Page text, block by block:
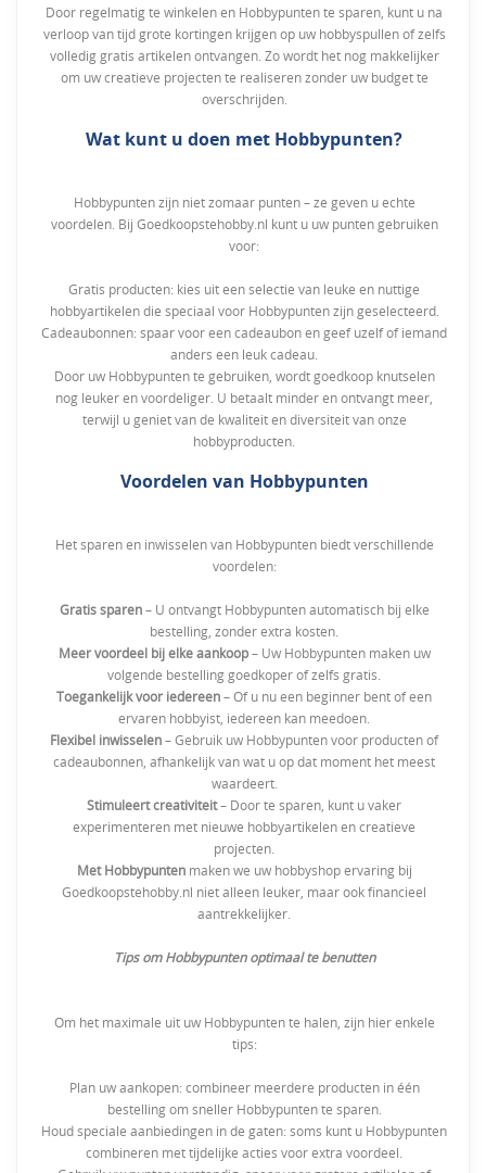
Door regelmatig te winkelen en Hobbypunten te sparen, kunt u na
verloop van tijd grote kortingen krijgen op uw hobbyspullen of zelfs
volledig gratis artikelen ontvangen. Zo wordt het nog makkelijker
om uw creatieve projecten te realiseren zonder uw budget te
overschrijden.
Wat kunt u doen met Hobbypunten?
Hobbypunten zijn niet zomaar punten – ze geven u echte
voordelen. Bij Goedkoopstehobby.nl kunt u uw punten gebruiken
voor:
Gratis producten: kies uit een selectie van leuke en nuttige
hobbyartikelen die speciaal voor Hobbypunten zijn geselecteerd.
Cadeaubonnen: spaar voor een cadeaubon en geef uzelf of iemand
anders een leuk cadeau.
Door uw Hobbypunten te gebruiken, wordt goedkoop knutselen
nog leuker en voordeliger. U betaalt minder en ontvangt meer,
terwijl u geniet van de kwaliteit en diversiteit van onze
hobbyproducten.
Voordelen van Hobbypunten
Het sparen en inwisselen van Hobbypunten biedt verschillende
voordelen:
Gratis sparen– U ontvangt Hobbypunten automatisch bij elke
bestelling, zonder extra kosten.
Meer voordeel bij elke aankoop– Uw Hobbypunten maken uw
volgende bestelling goedkoper of zelfs gratis.
Toegankelijk voor iedereen– Of u nu een beginner bent of een
ervaren hobbyist, iedereen kan meedoen.
Flexibel inwisselen– Gebruik uw Hobbypunten voor producten of
cadeaubonnen, afhankelijk van wat u op dat moment het meest
waardeert.
Stimuleert creativiteit– Door te sparen, kunt u vaker
experimenteren met nieuwe hobbyartikelen en creatieve
projecten.
Met Hobbypuntenmaken we uw hobbyshop ervaring bij
Goedkoopstehobby.nl niet alleen leuker, maar ook financieel
aantrekkelijker.
Tips om Hobbypunten optimaal te benutten
Om het maximale uit uw Hobbypunten te halen, zijn hier enkele
tips:
Plan uw aankopen: combineer meerdere producten in één
bestelling om sneller Hobbypunten te sparen.
Houd speciale aanbiedingen in de gaten: soms kunt u Hobbypunten
combineren met tijdelijke acties voor extra voordeel.